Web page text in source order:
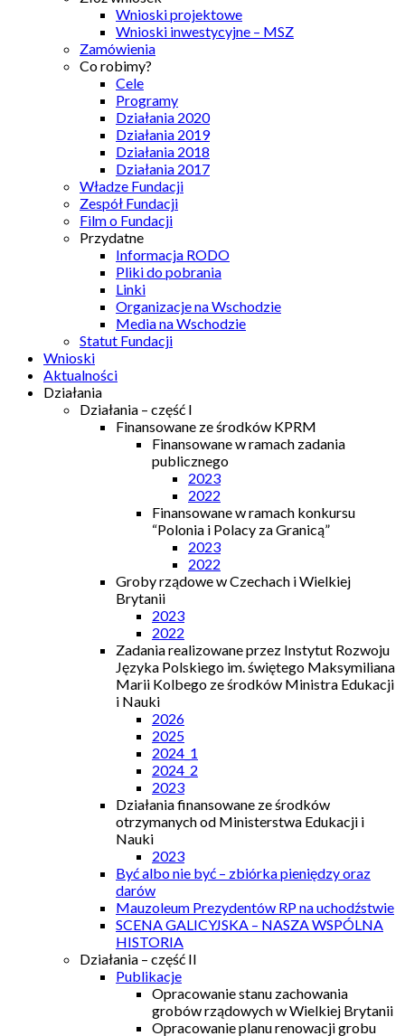
Wnioski projektowe
Wnioski inwestycyjne – MSZ
Zamówienia
Co robimy?
Cele
Programy
Działania 2020
Działania 2019
Działania 2018
Działania 2017
Władze Fundacji
Zespół Fundacji
Film o Fundacji
Przydatne
Informacja RODO
Pliki do pobrania
Linki
Organizacje na Wschodzie
Media na Wschodzie
Statut Fundacji
Wnioski
Aktualności
Działania
Działania – część I
Finansowane ze środków KPRM
Finansowane w ramach zadania
publicznego
2023
2022
Finansowane w ramach konkursu
“Polonia i Polacy za Granicą”
2023
2022
Groby rządowe w Czechach i Wielkiej
Brytanii
2023
2022
Zadania realizowane przez Instytut Rozwoju
Języka Polskiego im. świętego Maksymiliana
Marii Kolbego ze środków Ministra Edukacji
i Nauki
2026
2025
2024_1
2024_2
2023
Działania finansowane ze środków
otrzymanych od Ministerstwa Edukacji i
Nauki
2023
Być albo nie być – zbiórka pieniędzy oraz
darów
Mauzoleum Prezydentów RP na uchodźstwie
SCENA GALICYJSKA – NASZA WSPÓLNA
HISTORIA
Działania – część II
Publikacje
Opracowanie stanu zachowania
grobów rządowych w Wielkiej Brytanii
Opracowanie planu renowacji grobu